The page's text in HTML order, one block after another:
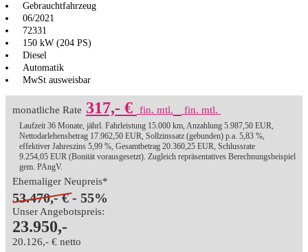
Gebrauchtfahrzeug
06/2021
72331
150 kW (204 PS)
Diesel
Automatik
MwSt ausweisbar
monatliche Rate 317,- € fin. mtl. fin. mtl.
Laufzeit 36 Monate, jährl. Fahrleistung 15.000 km, Anzahlung 5.987,50 EUR,
Nettodarlehensbetrag 17.962,50 EUR, Sollzinssatz (gebunden) p.a. 5,83 %,
effektiver Jahreszins 5,99 %, Gesamtbetrag 20.360,25 EUR, Schlussrate
9.254,05 EUR (Bonität vorausgesetzt). Zugleich repräsentatives Berechnungsbeispiel
gem. PAngV.
Ehemaliger Neupreis*
53.470,- € - 55%
Unser Angebotspreis:
23.950,-
20.126,- € netto